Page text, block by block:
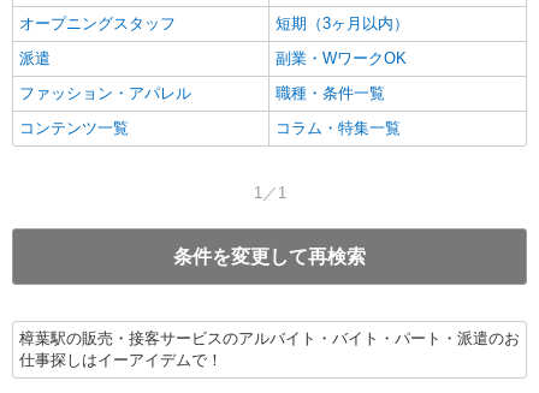
オープニングスタッフ
短期（3ヶ月以内）
派遣
副業・WワークOK
ファッション・アパレル
職種・条件一覧
コンテンツ一覧
コラム・特集一覧
1／1
条件を変更して再検索
樟葉駅の販売・接客サービスのアルバイト・バイト・パート・派遣のお
仕事探しはイーアイデムで！